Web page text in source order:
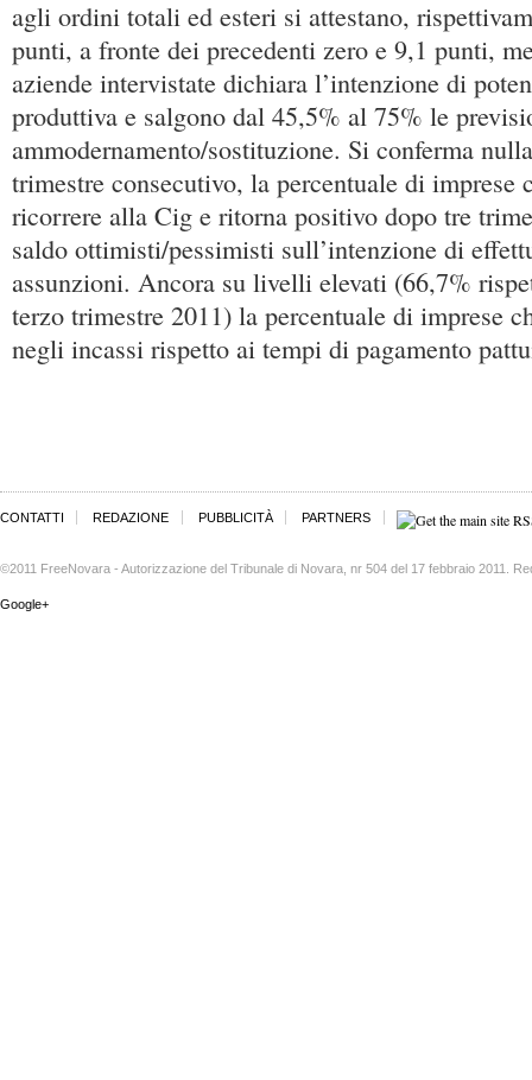
agli ordini totali ed esteri si attestano,
punti, a fronte dei precedenti zero e 9,1 punti,
aziende intervistate dichiara l’intenzione di
produttiva e salgono dal 45,5% al 75% le
ammodernamento/sostituzione. Si conferma
trimestre consecutivo, la percentuale di imprese
ricorrere alla Cig e ritorna positivo dopo tre
saldo ottimisti/pessimisti sull’intenzione di
assunzioni. Ancora su livelli elevati (66,7%
terzo trimestre 2011) la percentuale di imprese
negli incassi rispetto ai tempi di pagamento
CONTATTI REDAZIONE PUBBLICITÀ PARTNERS
©2011 FreeNovara - Autorizzazione del Tribunale di Novara, nr 504 del 17 febbraio 2011.
Google+